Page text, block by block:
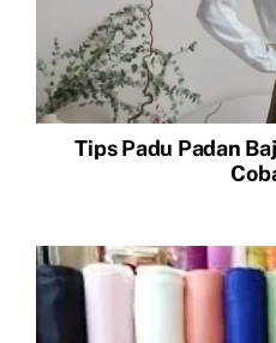
Tips Padu Padan